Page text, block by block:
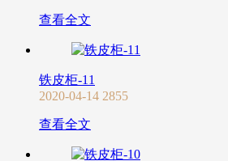
查看全文
铁皮柜-11
2020-04-14 2855
查看全文